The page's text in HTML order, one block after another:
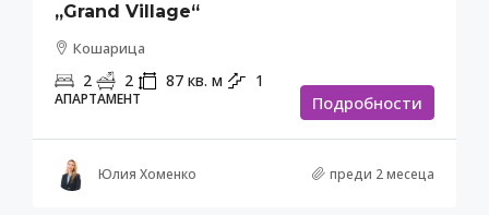
„Grand Village“
Кошарица
2 2 87 кв. м 1
АПАРТАМЕНТ Подробности
Юлия Хоменко преди 2 месеца